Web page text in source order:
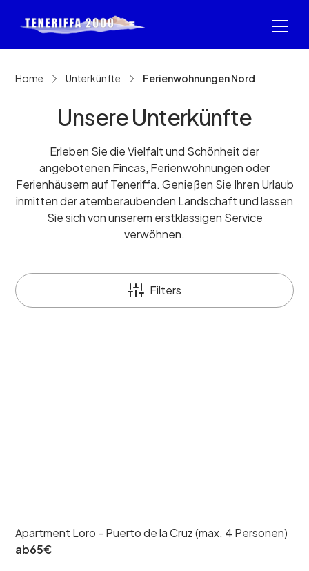
Home Unterkünfte Ferienwohnungen Nord
Unsere Unterkünfte
Erleben Sie die Vielfalt und Schönheit der
angebotenen Fincas, Ferienwohnungen oder
Ferienhäusern auf Teneriffa. Genießen Sie Ihren Urlaub
inmitten der atemberaubenden Landschaft und lassen
Sie sich von unserem erstklassigen Service
verwöhnen.
Filters
Apartment Loro - Puerto de la Cruz (max. 4 Personen)
ab65€